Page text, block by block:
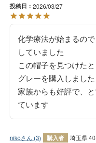
投稿日 2026/03/27
化学療法が始まるの
していました
この帽子を見つけた
グレーを購入しました
家族からも好評で、
ています
niko 3 購入者 埼玉県